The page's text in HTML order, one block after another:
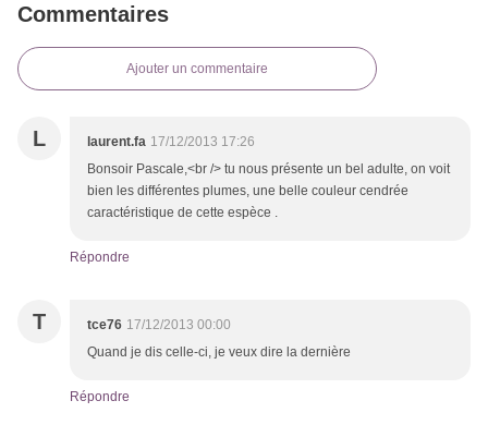
Commentaires
Ajouter un commentaire
L laurent.fa 17/12/2013 17:26
Bonsoir Pascale,<br /> tu nous présente un bel adulte, on voit
bien les différentes plumes, une belle couleur cendrée
caractéristique de cette espèce .
Répondre
T tce76 17/12/2013 00:00
Quand je dis celle-ci, je veux dire la dernière
Répondre